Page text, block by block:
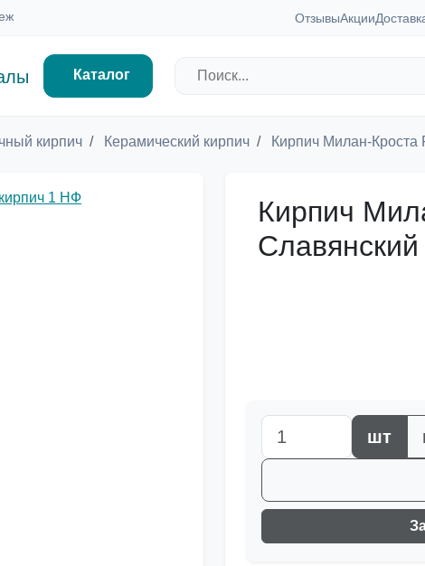
ОтзывыАкции
Каталог
кирпич Керамический кирпич Кирпич Милан-
Кирпич
шт